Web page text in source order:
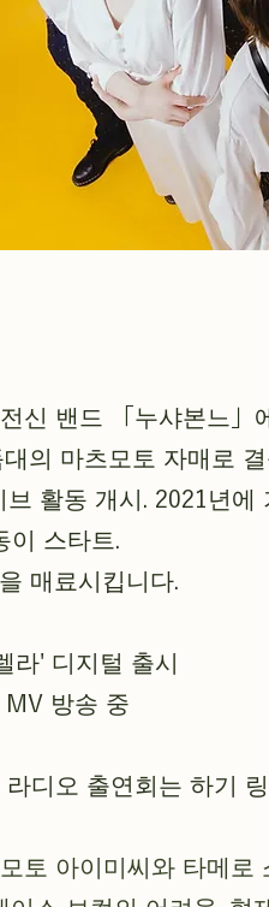
신 밴드 「누샤본느」
의 마츠모토 자매로 결
활동 개시. 2021년에
이 스타트.
매료시킵니다.
라' 디지털 출시
MV 방송 중
라디오 출연회는 하기
토 아이미씨와 타메로